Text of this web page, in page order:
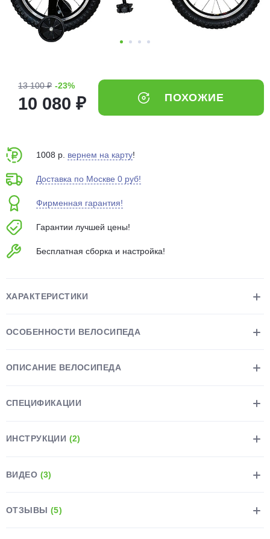
13 100 ₽ -23%
10 080 ₽ ПОХОЖИЕ
1008 р. вернем на карту!
Доставка по Москве 0 руб!
Фирменная гарантия!
Гарантии лучшей цены!
Бесплатная сборка и настройка!
ХАРАКТЕРИСТИКИ
ОСОБЕННОСТИ ВЕЛОСИПЕДА
ОПИСАНИЕ ВЕЛОСИПЕДА
СПЕЦИФИКАЦИИ
ИНСТРУКЦИИ (2)
ВИДЕО (3)
ОТЗЫВЫ (5)
Оплачивайте сегодня только
25% картой любого банка
выбранный способом
75% будут
Подробнее
недели